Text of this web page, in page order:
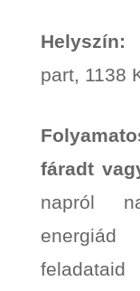
Helyszín:
part, 1138
fáradt
napról